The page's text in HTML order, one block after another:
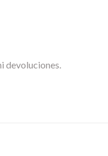
devoluciones.